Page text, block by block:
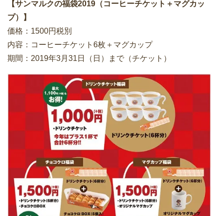
【サンマルクの福袋2019（コーヒーチケット＋マグカッ
プ）】
価格：1500円税別
内容：コーヒーチケット6枚＋マグカップ
期間：2019年3月31日（日）まで（チケット）